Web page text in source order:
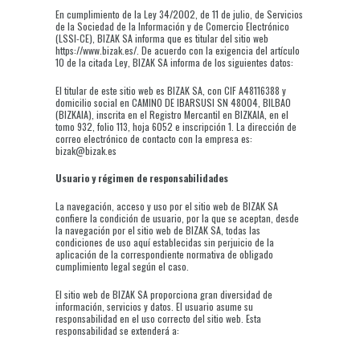
En cumplimiento de la Ley 34/2002, de 11 de julio, de Servicios
de la Sociedad de la Información y de Comercio Electrónico
(LSSI-CE), BIZAK SA informa que es titular del sitio web
https://www.bizak.es/. De acuerdo con la exigencia del artículo
10 de la citada Ley, BIZAK SA informa de los siguientes datos:
El titular de este sitio web es BIZAK SA, con CIF A48116388 y
domicilio social en CAMINO DE IBARSUSI SN 48004, BILBAO
(BIZKAIA), inscrita en el Registro Mercantil en BIZKAIA, en el
tomo 932, folio 113, hoja 6052 e inscripción 1. La dirección de
correo electrónico de contacto con la empresa es:
bizak@bizak.es
Usuario y régimen de responsabilidades
La navegación, acceso y uso por el sitio web de BIZAK SA
confiere la condición de usuario, por la que se aceptan, desde
la navegación por el sitio web de BIZAK SA, todas las
condiciones de uso aquí establecidas sin perjuicio de la
aplicación de la correspondiente normativa de obligado
cumplimiento legal según el caso.
El sitio web de BIZAK SA proporciona gran diversidad de
información, servicios y datos. El usuario asume su
responsabilidad en el uso correcto del sitio web. Esta
responsabilidad se extenderá a: